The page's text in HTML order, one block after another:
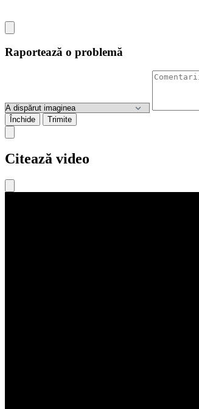
Raportează o problemă
Închide Trimite
Citează video